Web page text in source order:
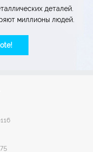
деталей.
миллионы людей.